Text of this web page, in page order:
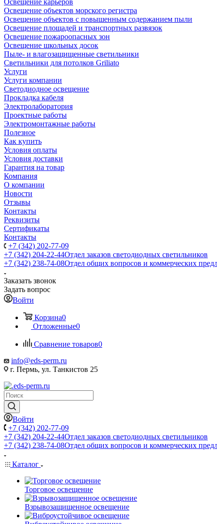
Освещение карьеров
Освещение объектов морского регистра
Освещение объектов с повышенным содержанием пыли
Освещение площадей и транспортных развязок
Освещение пожароопасных зон
Освещение школьных досок
Пыле- и влагозащищенные светильники
Светильники для потолков Griliato
Услуги
Услуги компании
Светодиодное освещение
Прокладка кабеля
Электролаборатория
Проектные работы
Электромонтажные работы
Полезное
Как купить
Условия оплаты
Условия доставки
Гарантия на товар
Компания
О компании
Новости
Отзывы
Контакты
Реквизиты
Сертификаты
Контакты
+7 (342) 202-77-09
+7 (342) 204-22-44Отдел заказов светодиодных светильников
+7 (342) 238-74-08Отдел общих вопросов и коммерческих
Заказать звонок
Задать вопрос
Войти
Корзина0
Отложенные0
Сравнение товаров0
info@eds-perm.ru
г. Пермь, ул. Танкистов 25
Войти
+7 (342) 202-77-09
+7 (342) 204-22-44Отдел заказов светодиодных светильников
+7 (342) 238-74-08Отдел общих вопросов и коммерческих
Каталог
Торговое освещение
Взрывозащищенное освещение